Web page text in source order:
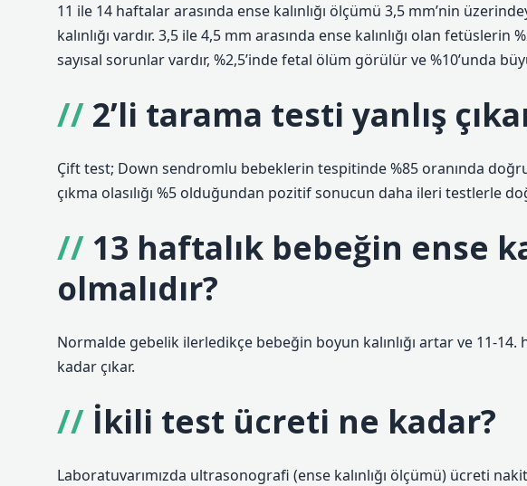
11 ile 14 haftalar arasında ense kalınlığı ölçümü 3,5 mm’nin
kalınlığı vardır. 3,5 ile 4,5 mm arasında ense kalınlığı olan fetüslerin
sayısal sorunlar vardır, %2,5’inde fetal ölüm görülür ve %10’unda
2’li tarama testi yanlış
Çift test; Down sendromlu bebeklerin tespitinde %85 oranında
çıkma olasılığı %5 olduğundan pozitif sonucun daha ileri testlerle
13 haftalık bebeğin ense
olmalıdır?
Normalde gebelik ilerledikçe bebeğin boyun kalınlığı artar ve 11-14.
kadar çıkar.
İkili test ücreti ne kadar?
Laboratuvarımızda ultrasonografi (ense kalınlığı ölçümü) ücreti